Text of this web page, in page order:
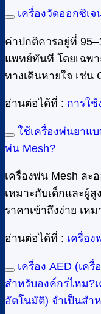
เครื่องวัดออกซิเ
ค่าปกติควรอยู่ที่
แพทย์ทันที โดยเฉพ
ทางเดินหายใจ เช่น
อ่านต่อได้ที่ : การใ
ใช้เครื่องพ่นยาแ
พ่น Mesh?
เครื่องพ่น Mesh ละ
เหมาะกับเด็กและผู้
ราคาเข้าถึงง่าย เห
อ่านต่อได้ที่ : เครื่อง
เครื่อง AED (เค
สำหรับองค์กรไหม?
อัตโนมัติ) จำเป็นสำ